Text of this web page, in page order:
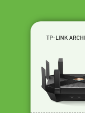
TP-LINK